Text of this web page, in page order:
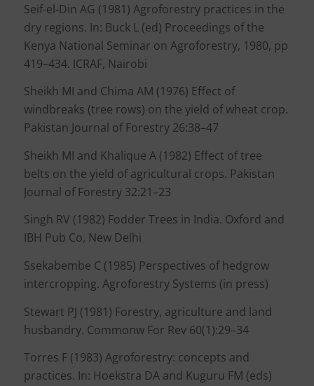
Seif-el-Din AG (1981) Agroforestry practices in the
dry regions. In: Buck L (ed) Proceedings of the
Kenya National Seminar on Agroforestry, 1980, pp
419–434. ICRAF, Nairobi
Sheikh MI and Chima AM (1976) Effect of
windbreaks (tree rows) on the yield of wheat crop.
Pakistan Journal of Forestry 26:38–47
Sheikh MI and Khalique A (1982) Effect of tree
belts on the yield of agricultural crops. Pakistan
Journal of Forestry 32:21–23
Singh RV (1982) Fodder Trees in India. Oxford and
IBH Pub Co, New Delhi
Ssekabembe C (1985) Perspectives of hedgrow
intercropping. Agroforestry Systems (in press)
Stewart PJ (1981) Forestry, agriculture and land
husbandry. Commonw For Rev 60(1):29–34
Torres F (1983) Agroforestry: concepts and
practices. In: Hoekstra DA and Kuguru FM (eds)